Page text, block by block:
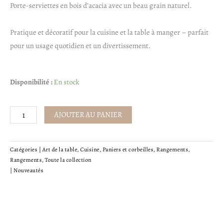
Porte-serviettes en bois d’acacia avec un beau grain naturel.
Pratique et décoratif pour la cuisine et la table à manger – parfait
pour un usage quotidien et un divertissement.
Disponibilité : En stock
quantité
Porte
serviette
acacia
AJOUTER AU PANIER
Catégories | Art de la table,Cuisine,Paniers et corbeilles,Rangements,
Rangements,Toute la collection
| Nouveautés